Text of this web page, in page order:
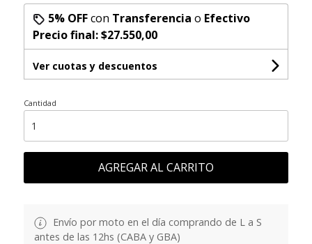
5% OFFcon Transferencia o Efectivo
Precio final:$27.550,00
Ver cuotas y descuentos
Cantidad
AGREGAR AL CARRITO
Envío por moto en el día comprando de L a S
antes de las 12hs (CABA y GBA)